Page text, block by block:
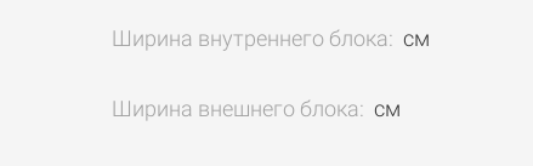
Ширина внутреннего блока: см
Ширина внешнего блока: см